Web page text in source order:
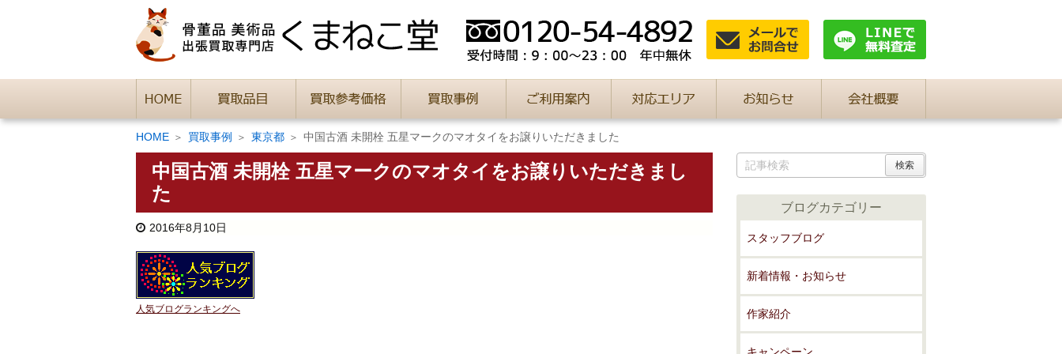
HOME 買取事例 東京都 中国古酒 未開栓 五星マークのマオタイをお譲りいただきました
中国古酒 未開栓 五星マークのマオタイをお譲りいただきまし
た
2016年8月10日
人気ブログランキングへ
ブログカテゴリー
スタッフブログ
新着情報・お知らせ
作家紹介
キャンペーン